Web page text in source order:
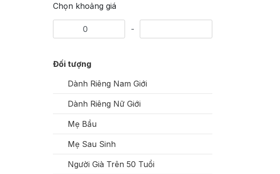
Chọn khoảng giá
-
Đối tượng
Dành Riêng Nam Giới
Dành Riêng Nữ Giới
Mẹ Bầu
Mẹ Sau Sinh
Người Già Trên 50 Tuổi